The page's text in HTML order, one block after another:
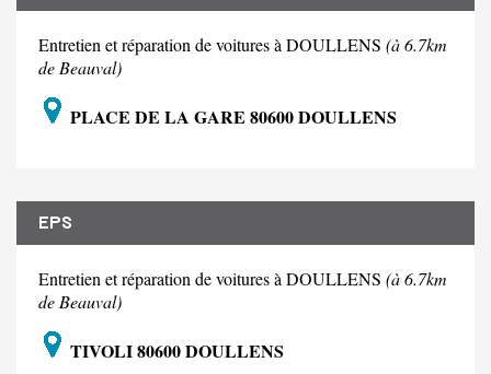
Entretien et réparation de voitures à DOULLENS (à 6.7km
de Beauval)
PLACE DE LA GARE 80600 DOULLENS
EPS
Entretien et réparation de voitures à DOULLENS (à 6.7km
de Beauval)
TIVOLI 80600 DOULLENS